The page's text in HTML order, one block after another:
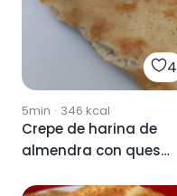
4
5min · 346 kcal
Crepe de harina de
almendra con queso